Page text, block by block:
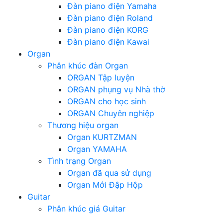
Đàn piano điện Yamaha
Đàn piano điện Roland
Đàn piano điện KORG
Đàn piano điện Kawai
Organ
Phân khúc đàn Organ
ORGAN Tập luyện
ORGAN phụng vụ Nhà thờ
ORGAN cho học sinh
ORGAN Chuyên nghiệp
Thương hiệu organ
Organ KURTZMAN
Organ YAMAHA
Tình trạng Organ
Organ đã qua sử dụng
Organ Mới Đập Hộp
Guitar
Phân khúc giá Guitar